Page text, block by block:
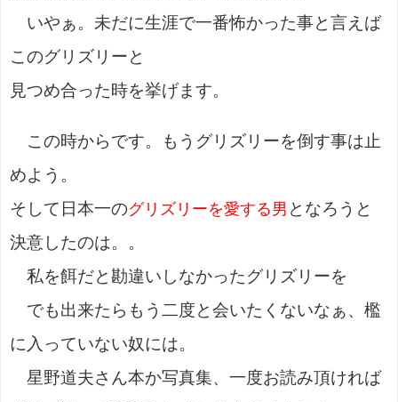
いやぁ。未だに生涯で一番怖かった事と言えば
このグリズリーと
見つめ合った時を挙げます。
この時からです。もうグリズリーを倒す事は止
めよう。
そして日本一のグリズリーを愛する男 となろうと
決意したのは。。
私を餌だと勘違いしなかったグリズリーを
でも出来たらもう二度と会いたくないなぁ、檻
に入っていない奴には。
星野道夫さん本か写真集、一度お読み頂ければ